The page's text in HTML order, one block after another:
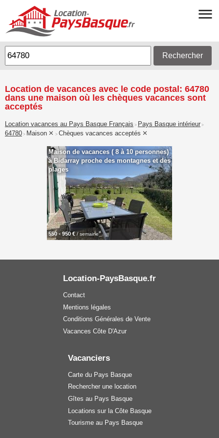
Rechercher
Location de vacances avec le code postal: 64780
dans une maison où les chèques vacances sont
acceptés
Location vacances au Pays Basque Français > Pays Basque intérieur >
64780 > Maison > Chèques vacances acceptés
Maison de vacances ( 8 à 10 personnes)
à Bidarray proche des montagnes et des
plages
550 - 950 €/ semaine
Location-PaysBasque.fr
Contact
Mentions légales
Conditions Générales de Vente
Vacances Côte D'Azur
Vacanciers
Carte du Pays Basque
Rechercher une location
Gîtes au Pays Basque
Locations sur la Côte Basque
Tourisme au Pays Basque